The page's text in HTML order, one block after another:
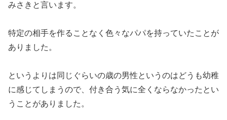
みさきと言います。
特定の相手を作ることなく色々なパパを持っていたことが
ありました。
というよりは同じぐらいの歳の男性というのはどうも幼稚
に感じてしまうので、付き合う気に全くならなかったとい
うことがありました。